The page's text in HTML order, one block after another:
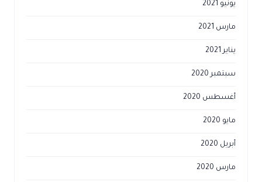
يونيو 2021
مارس 2021
يناير 2021
سبتمبر 2020
أغسطس 2020
مايو 2020
أبريل 2020
مارس 2020